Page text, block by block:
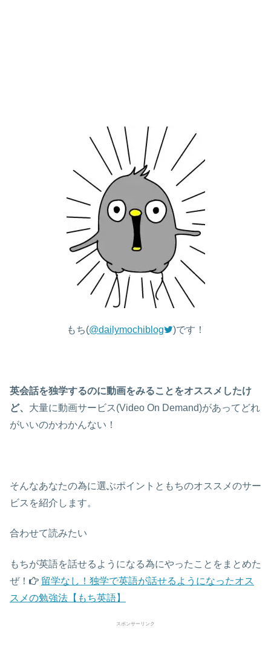
もち(@dailymochiblog )です！
英会話を独学するのに動画をみることをオススメしたけ
ど、 大量に動画サービス(Video On Demand)があってどれ
がいいのかわかんない！
そんなあなたの為に選ぶポイントともちのオススメのサー
ビスを紹介します。
合わせて読みたい
もちが英語を話せるようになる為にやったことをまとめた
ぜ！
留学なし！独学で英語が話せるようになったオス
スメの勉強法【もち英語】
スポンサーリンク